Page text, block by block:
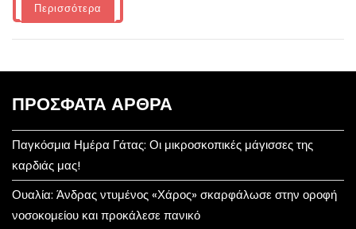
Περισσότερα
ΠΡΌΣΦΑΤΑ ΆΡΘΡΑ
Παγκόσμια Ημέρα Γάτας: Οι μικροσκοπικές μάγισσες της
καρδιάς μας!
Ουαλία: Άνδρας ντυμένος «Χάρος» σκαρφάλωσε στην οροφή
νοσοκομείου και προκάλεσε πανικό